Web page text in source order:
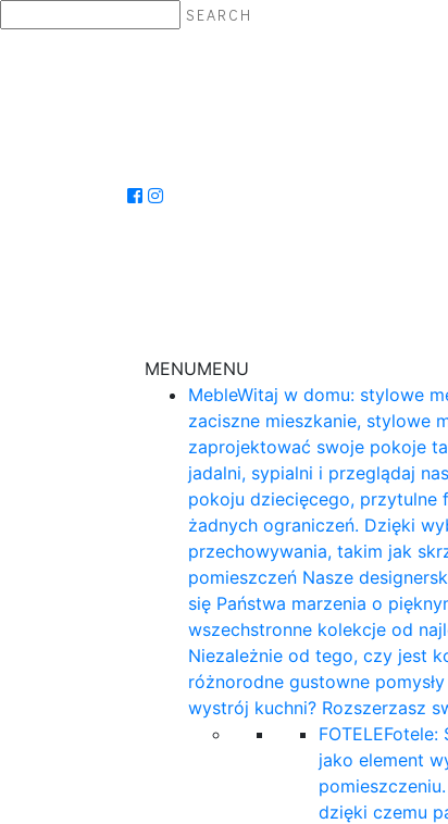
SEARCH
MENUMENU
MebleWitaj w domu: stylowe
zaciszne mieszkanie, stylowe
zaprojektować swoje pokoje
jadalni, sypialni i przeglądaj
pokoju dziecięcego, przytulne
żadnych ograniczeń. Dzięki
przechowywania, takim jak
pomieszczeń Nasze
się Państwa marzenia o
wszechstronne kolekcje od
Niezależnie od tego, czy jest
różnorodne gustowne
wystrój kuchni? Rozszerzasz
FOTELEFotele:
jako element
dzięki czemu